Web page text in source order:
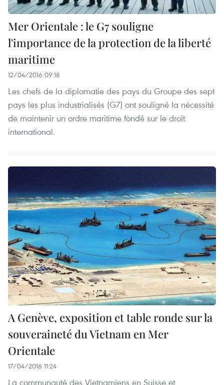
Mer Orientale : le G7 souligne
l'importance de la protection de la liberté
maritime
12/04/2016 09:18
Les chefs de la diplomatie des pays du Groupe des sept
pays les plus industrialisés (G7) ont souligné la nécessité
de maintenir un ordre maritime fondé sur le droit
international.
A Genève, exposition et table ronde sur la
souveraineté du Vietnam en Mer
Orientale
17/04/2016 11:24
​La communauté des Vietnamiens en Suisse et